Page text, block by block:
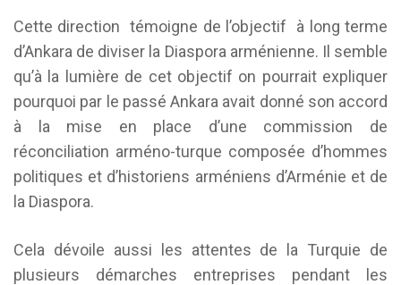
Cette direction témoigne de l’objectif à long terme
d’Ankara de diviser la Diaspora arménienne. Il semble
qu’à la lumière de cet objectif on pourrait expliquer
pourquoi par le passé Ankara avait donné son accord
à la mise en place d’une commission de
réconciliation arméno-turque composée d’hommes
politiques et d’historiens arméniens d’Arménie et de
la Diaspora.
Cela dévoile aussi les attentes de la Turquie de
plusieurs démarches entreprises pendant les